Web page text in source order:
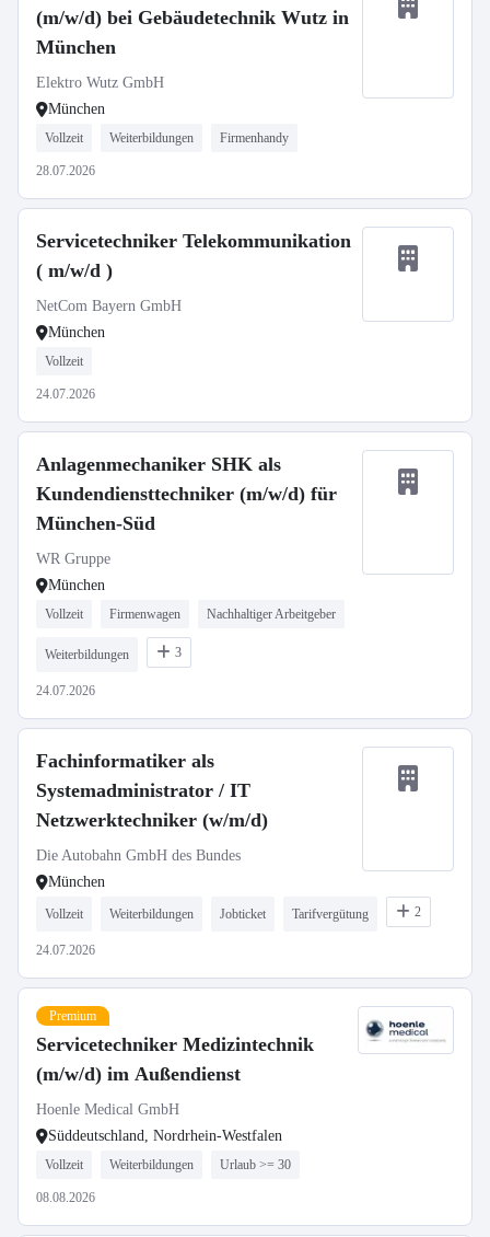
(m/w/d) bei Gebäudetechnik Wutz in
München
Elektro Wutz GmbH
München
Vollzeit Weiterbildungen Firmenhandy
28.07.2026
Servicetechniker Telekommunikation
( m/w/d )
NetCom Bayern GmbH
München
Vollzeit
24.07.2026
Anlagenmechaniker SHK als
Kundendiensttechniker (m/w/d) für
München-Süd
WR Gruppe
München
Vollzeit Firmenwagen Nachhaltiger Arbeitgeber
Weiterbildungen 3
24.07.2026
Fachinformatiker als
Systemadministrator / IT
Netzwerktechniker (w/m/d)
Die Autobahn GmbH des Bundes
München
Vollzeit Weiterbildungen Jobticket Tarifvergütung 2
24.07.2026
Premium
Servicetechniker Medizintechnik
(m/w/d) im Außendienst
Hoenle Medical GmbH
Süddeutschland, Nordrhein-Westfalen
Vollzeit Weiterbildungen Urlaub >= 30
08.08.2026